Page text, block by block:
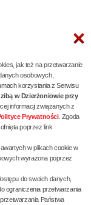
-
internetowy i
- zwiększ
-
jak też na przetwarzanie
osobowych,
korzystania z Serwisu
w Dzierżoniowie przy
informacji związanych z
Prywatności. Zgoda
poprzez link
w plikach cookie w
wyrażona poprzez
do swoich danych,
ograniczenia przetwarzania
Państwa